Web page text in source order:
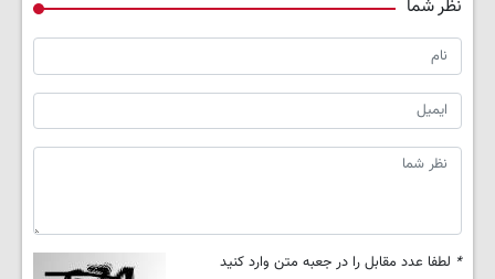
نظر شما
* لطفا عدد مقابل را در جعبه متن وارد کنید